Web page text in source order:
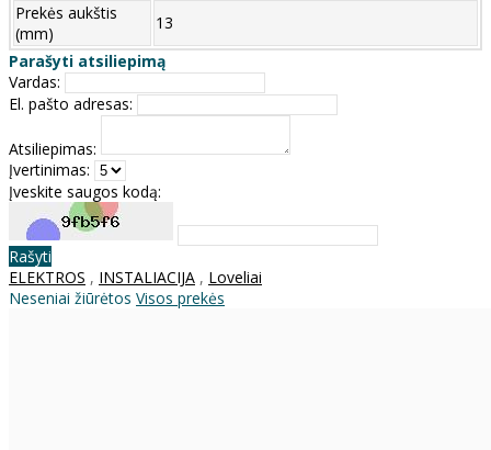
Prekės aukštis
(mm)
13
Parašyti atsiliepimą
Vardas:
El. pašto adresas:
Atsiliepimas:
Įvertinimas:
Įveskite saugos kodą:
Rašyti
ELEKTROS , INSTALIACIJA , Loveliai
Neseniai žiūrėtos Visos prekės